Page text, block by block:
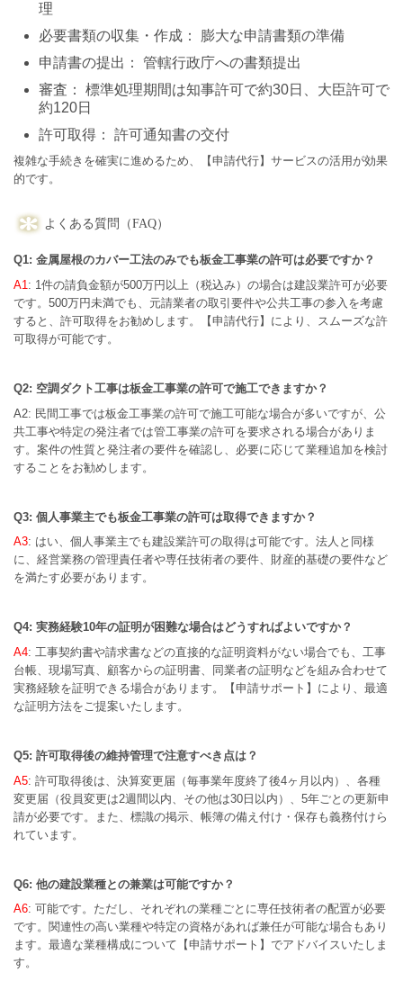
理
必要書類の収集・作成： 膨大な申請書類の準備
申請書の提出： 管轄行政庁への書類提出
審査： 標準処理期間は知事許可で約30日、大臣許可で
約120日
許可取得： 許可通知書の交付
複雑な手続きを確実に進めるため、【申請代行】サービスの活用が効果
的です。
よくある質問（FAQ）
Q1: 金属屋根のカバー工法のみでも板金工事業の許可は必要ですか？
A1: 1件の請負金額が500万円以上（税込み）の場合は建設業許可が必要
です。500万円未満でも、元請業者の取引要件や公共工事の参入を考慮
すると、許可取得をお勧めします。【申請代行】により、スムーズな許
可取得が可能です。
Q2: 空調ダクト工事は板金工事業の許可で施工できますか？
A2: 民間工事では板金工事業の許可で施工可能な場合が多いですが、公
共工事や特定の発注者では管工事業の許可を要求される場合がありま
す。案件の性質と発注者の要件を確認し、必要に応じて業種追加を検討
することをお勧めします。
Q3: 個人事業主でも板金工事業の許可は取得できますか？
A3: はい、個人事業主でも建設業許可の取得は可能です。法人と同様
に、経営業務の管理責任者や専任技術者の要件、財産的基礎の要件など
を満たす必要があります。
Q4: 実務経験10年の証明が困難な場合はどうすればよいですか？
A4: 工事契約書や請求書などの直接的な証明資料がない場合でも、工事
台帳、現場写真、顧客からの証明書、同業者の証明などを組み合わせて
実務経験を証明できる場合があります。【申請サポート】により、最適
な証明方法をご提案いたします。
Q5: 許可取得後の維持管理で注意すべき点は？
A5: 許可取得後は、決算変更届（毎事業年度終了後4ヶ月以内）、各種
変更届（役員変更は2週間以内、その他は30日以内）、5年ごとの更新申
請が必要です。また、標識の掲示、帳簿の備え付け・保存も義務付けら
れています。
Q6: 他の建設業種との兼業は可能ですか？
A6: 可能です。ただし、それぞれの業種ごとに専任技術者の配置が必要
です。関連性の高い業種や特定の資格があれば兼任が可能な場合もあり
ます。最適な業種構成について【申請サポート】でアドバイスいたしま
す。